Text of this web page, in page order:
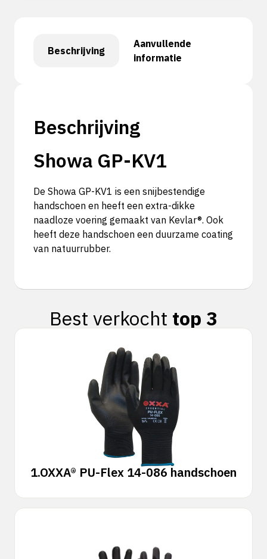
Beschrijving
Aanvullende
informatie
Beschrijving
Showa GP-KV1
De Showa GP-KV1 is een snijbestendige
handschoen en heeft een extra-dikke
naadloze voering gemaakt van Kevlar®. Ook
heeft deze handschoen een duurzame coating
van natuurrubber.
Best verkocht top 3
1.OXXA® PU-Flex 14-086 handschoen